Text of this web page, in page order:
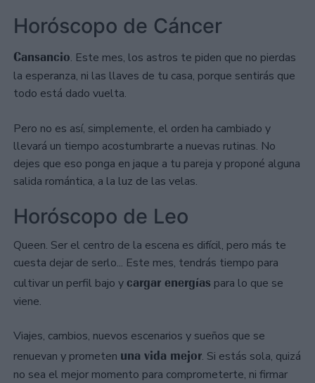
Horóscopo de Cáncer
Cansancio. Este mes, los astros te piden que no pierdas
la esperanza, ni las llaves de tu casa, porque sentirás que
todo está dado vuelta.
Pero no es así, simplemente, el orden ha cambiado y
llevará un tiempo acostumbrarte a nuevas rutinas. No
dejes que eso ponga en jaque a tu pareja y proponé alguna
salida romántica, a la luz de las velas.
Horóscopo de Leo
Queen. Ser el centro de la escena es difícil, pero más te
cuesta dejar de serlo... Este mes, tendrás tiempo para
cultivar un perfil bajo ycargar energías para lo que se
viene.
Viajes, cambios, nuevos escenarios y sueños que se
renuevan y prometen una vida mejor. Si estás sola, quizá
no sea el mejor momento para comprometerte, ni firmar